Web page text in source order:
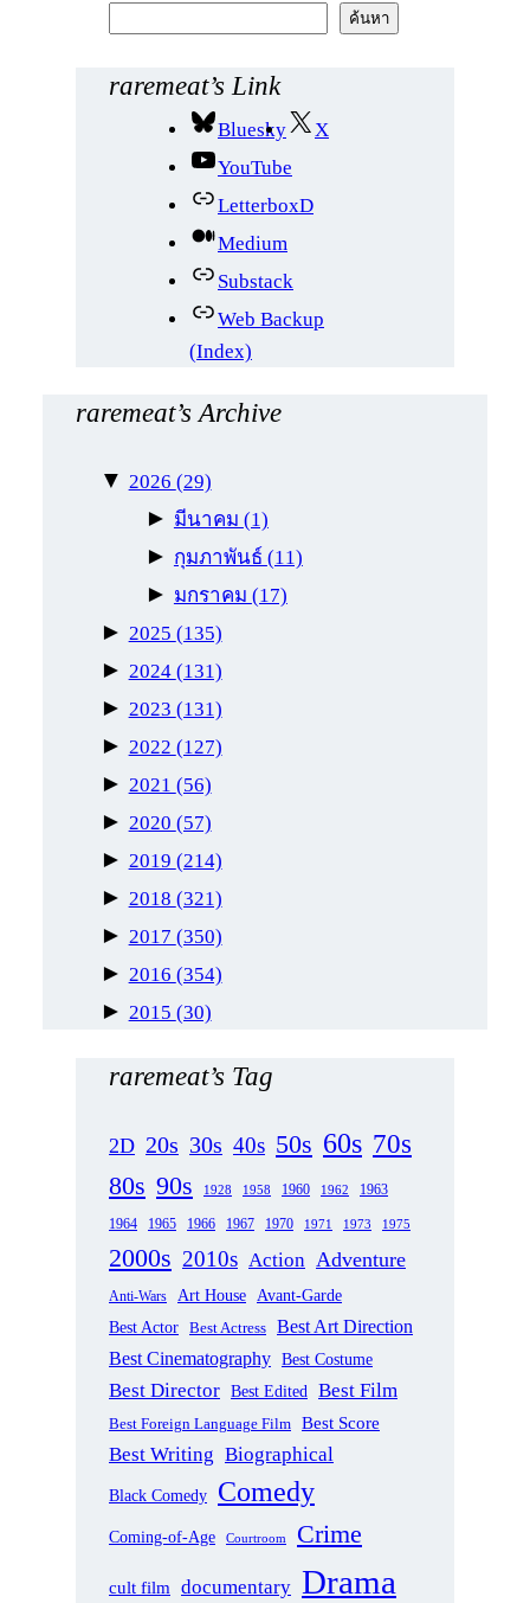
ห
ค้นหา
raremeat’s Link
Bluesky
X
YouTube
LetterboxD
Medium
Substack
Web Backup
(Index)
raremeat’s Archive
▼ 2026 (29)
► มีนาคม (1)
► กุมภาพันธ์ (11)
► มกราคม (17)
► 2025 (135)
► 2024 (131)
► 2023 (131)
► 2022 (127)
► 2021 (56)
► 2020 (57)
► 2019 (214)
► 2018 (321)
► 2017 (350)
► 2016 (354)
► 2015 (30)
raremeat’s Tag
2D 20s 30s 40s 50s 60s 70s
80s 90s 1928 1958 1960 1962 1963
1964 1965 1966 1967 1970 1971 1973 1975
2000s 2010s Action Adventure
Anti-Wars Art House
Avant-Garde
Best Actor Best Actress Best Art Direction
Best Cinematography Best Costume
Best Director Best Edited Best Film
Best Foreign Language Film Best Score
Best Writing Biographical
Black Comedy Comedy
Coming-of-Age Courtroom Crime
cult film documentary Drama